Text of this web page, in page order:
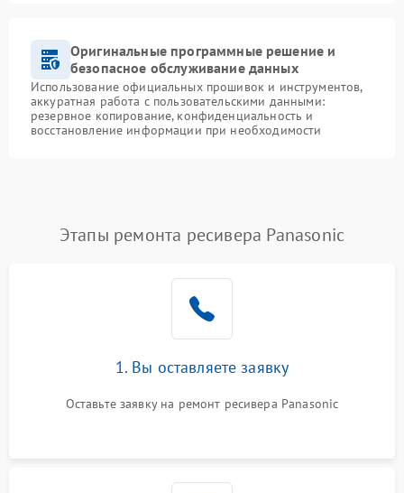
Оригинальные программные решение и
безопасное обслуживание данных
Использование официальных прошивок и инструментов,
аккуратная работа с пользовательскими данными:
резервное копирование, конфиденциальность и
восстановление информации при необходимости
Этапы ремонта ресивера Panasonic
1. Вы оставляете заявку
Оставьте заявку на ремонт ресивера Panasonic